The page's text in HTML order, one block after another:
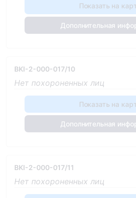
Показать на
Дополнительная
BKI-2-000-017/10
Нет похороненных лиц
Показать на
Дополнительная
BKI-2-000-017/11
Нет похороненных лиц